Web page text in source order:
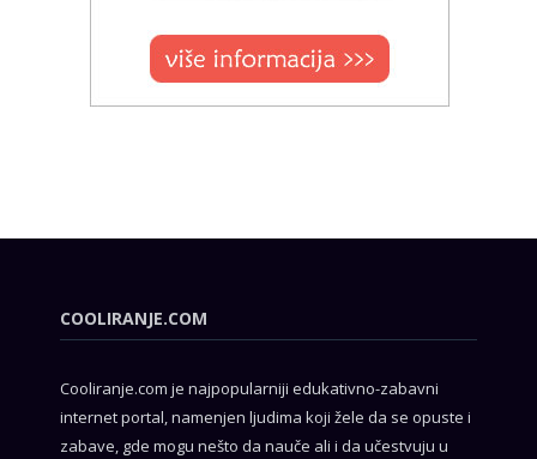
COOLIRANJE.COM
Cooliranje.com je najpopularniji edukativno-zabavni
internet portal, namenjen ljudima koji žele da se opuste i
zabave, gde mogu nešto da nauče ali i da učestvuju u